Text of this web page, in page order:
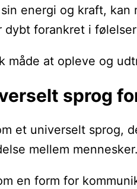
energi og kraft,
dybt forankret i
måde at opleve og
sprog
et universelt sprog,
mellem mennesker.
en form for